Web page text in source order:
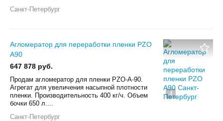
Санкт-Петербург
4
Агломератор для переработки пленки PZO
A90
647 878 руб.
Продам агломератор для пленки PZO-A-90.
Агрегат для увеличения насыпной плотности
пленки. Производительность 400 кг/ч. Объем
бочки 650 л....
Санкт-Петербург